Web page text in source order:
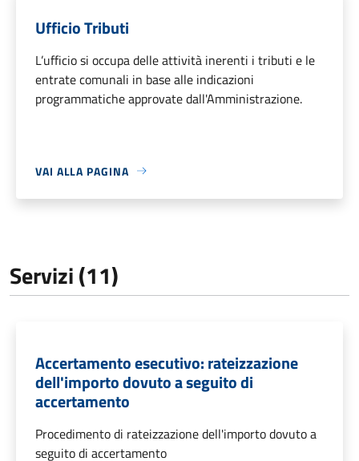
Ufficio Tributi
L’ufficio si occupa delle attività inerenti i tributi e le
entrate comunali in base alle indicazioni
programmatiche approvate dall'Amministrazione.
VAI ALLA PAGINA
Servizi (11)
Accertamento esecutivo: rateizzazione
dell'importo dovuto a seguito di
accertamento
Procedimento di rateizzazione dell'importo dovuto a
seguito di accertamento